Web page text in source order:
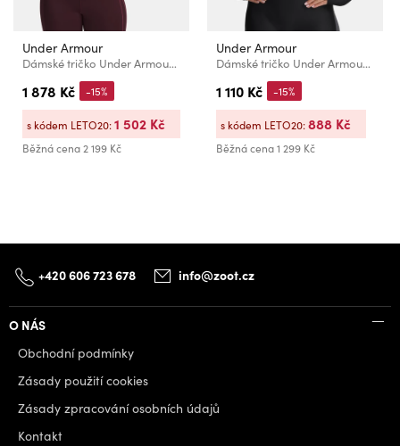
Under Armour
Dámské tričko Under Armour UA ColdGear Textured 1/2 Zip-RED
1 878 Kč
Běžná cena2 199 Kč
-15%
s kódem LETO20:1 502 Kč
Under Armour
Dámské tričko Under Armour UA HG Rib 1/4 Zip-BLK
1 110 Kč
Běžná cena1 299 Kč
-15%
s kódem LETO20:888 Kč
+420 606 723 678 info@zoot.cz
O NÁS
Obchodní podmínky
Zásady použití cookies
Zásady zpracování osobních údajů
Kontakt